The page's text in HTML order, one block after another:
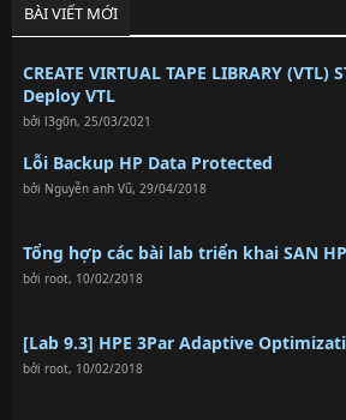
BÀI VIẾT MỚI
CREATE VIRTUAL TAPE LIBRARY (VTL)
Deploy VTL
bởi l3g0n, 25/03/2021
Lỗi Backup HP Data Protected
bởi Nguyễn anh Vũ, 29/04/2018
Tổng hợp các bài lab triển khai SAN
bởi root, 10/02/2018
[Lab 9.3] HPE 3Par Adaptive
bởi root, 10/02/2018